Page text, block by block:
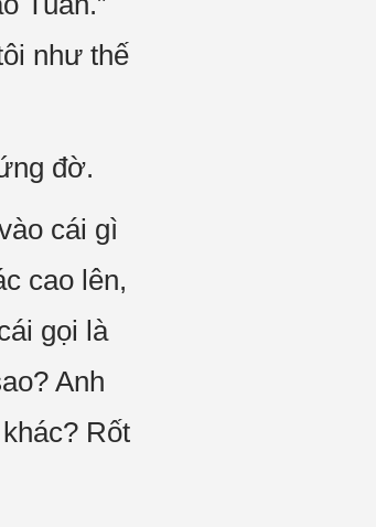
như thế
đờ.
cái gì
cao lên,
gọi là
Anh
Rốt